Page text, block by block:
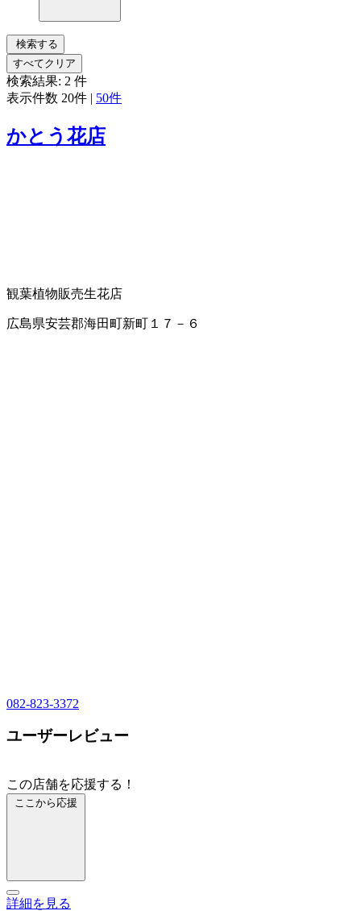
検索する
すべてクリア
検索結果: 2 件
表示件数 20件 | 50件
かとう花店
観葉植物販売生花店
広島県安芸郡海田町新町１７－６
082-823-3372
ユーザーレビュー
この店舗を応援する！
ここから応援
詳細を見る